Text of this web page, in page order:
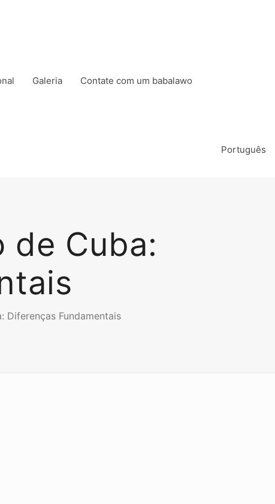
Galeria Contate com um babalawo
Português
de Cuba:
Diferenças Fundamentais